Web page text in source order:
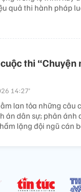
quả thi hành pháp
thi
14:27’
lan tỏa những câu
án dân sự; phản
lặng đội ngũ cán